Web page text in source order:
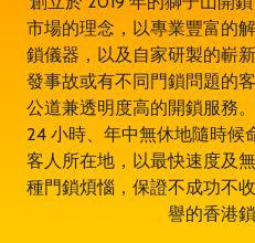
市場的理念，以專業豐富的
鎖儀器，以及自家研製的嶄
發事故或有不同門鎖問題的
公道兼透明度高的開鎖服務
24 小時、年中無休地隨時候
客人所在地，以最快速度及
種門鎖煩惱，保證不成功不
譽的香港